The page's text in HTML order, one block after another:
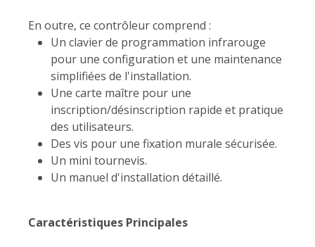
En outre, ce contrôleur comprend :
Un clavier de programmation infrarouge
pour une configuration et une maintenance
simplifiées de l'installation.
Une carte maître pour une
inscription/désinscription rapide et pratique
des utilisateurs.
Des vis pour une fixation murale sécurisée.
Un mini tournevis.
Un manuel d'installation détaillé.
Caractéristiques Principales